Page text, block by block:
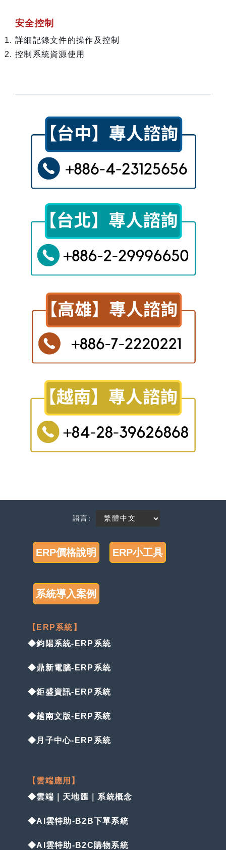
安全控制
詳細記錄文件的操作及控制
控制系統資源使用
ERP價格說明 ERP小工具
系統導入案例
【ERP系統】
◆鈞陽系統-ERP系統
◆鼎新電腦-ERP系統
◆鉅盛資訊-ERP系統
◆越南文版-ERP系統
◆月子中心-ERP系統
【雲端應用】
◆雲端｜天地匯｜系統概念
◆AI雲特助-B2B下單系統
◆AI雲特助-B2C購物系統
語言: